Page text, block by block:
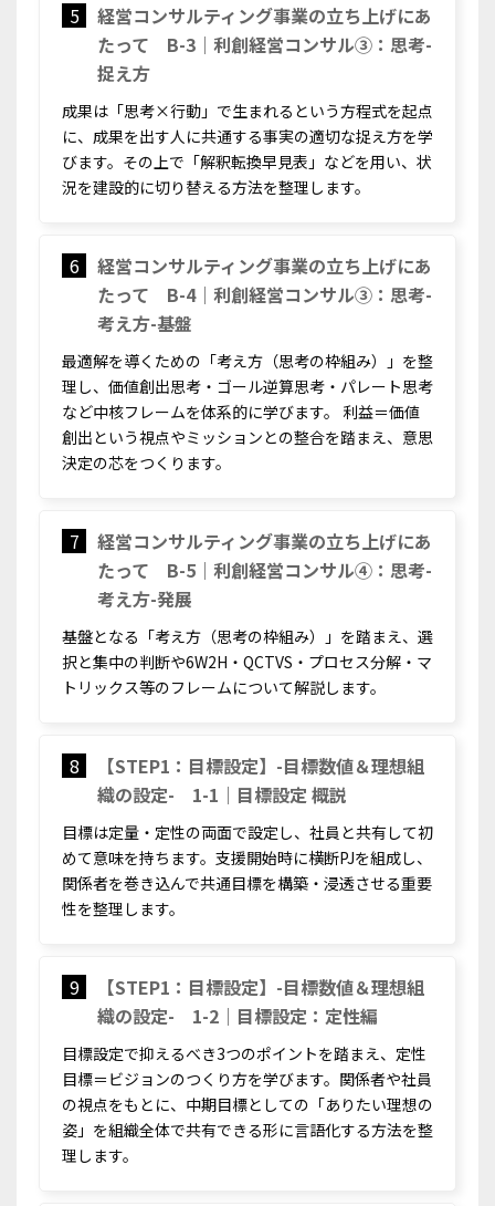
5
経営コンサルティング事業の立ち上げにあ
たって B-3｜利創経営コンサル③：思考-
捉え方
成果は「思考×行動」で生まれるという方程式を起点
に、成果を出す人に共通する事実の適切な捉え方を学
びます。その上で「解釈転換早見表」などを用い、状
況を建設的に切り替える方法を整理します。
6
経営コンサルティング事業の立ち上げにあ
たって B-4｜利創経営コンサル③：思考-
考え方-基盤
最適解を導くための「考え方（思考の枠組み）」を整
理し、価値創出思考・ゴール逆算思考・パレート思考
など中核フレームを体系的に学びます。 利益＝価値
創出という視点やミッションとの整合を踏まえ、意思
決定の芯をつくります。
7
経営コンサルティング事業の立ち上げにあ
たって B-5｜利創経営コンサル④：思考-
考え方-発展
基盤となる「考え方（思考の枠組み）」を踏まえ、選
択と集中の判断や6W2H・QCTVS・プロセス分解・マ
トリックス等のフレームについて解説します。
8
【STEP1：目標設定】-目標数値＆理想組
織の設定- 1-1｜目標設定 概説
目標は定量・定性の両面で設定し、社員と共有して初
めて意味を持ちます。支援開始時に横断PJを組成し、
関係者を巻き込んで共通目標を構築・浸透させる重要
性を整理します。
9
【STEP1：目標設定】-目標数値＆理想組
織の設定- 1-2｜目標設定：定性編
目標設定で抑えるべき3つのポイントを踏まえ、定性
目標＝ビジョンのつくり方を学びます。関係者や社員
の視点をもとに、中期目標としての「ありたい理想の
姿」を組織全体で共有できる形に言語化する方法を整
理します。